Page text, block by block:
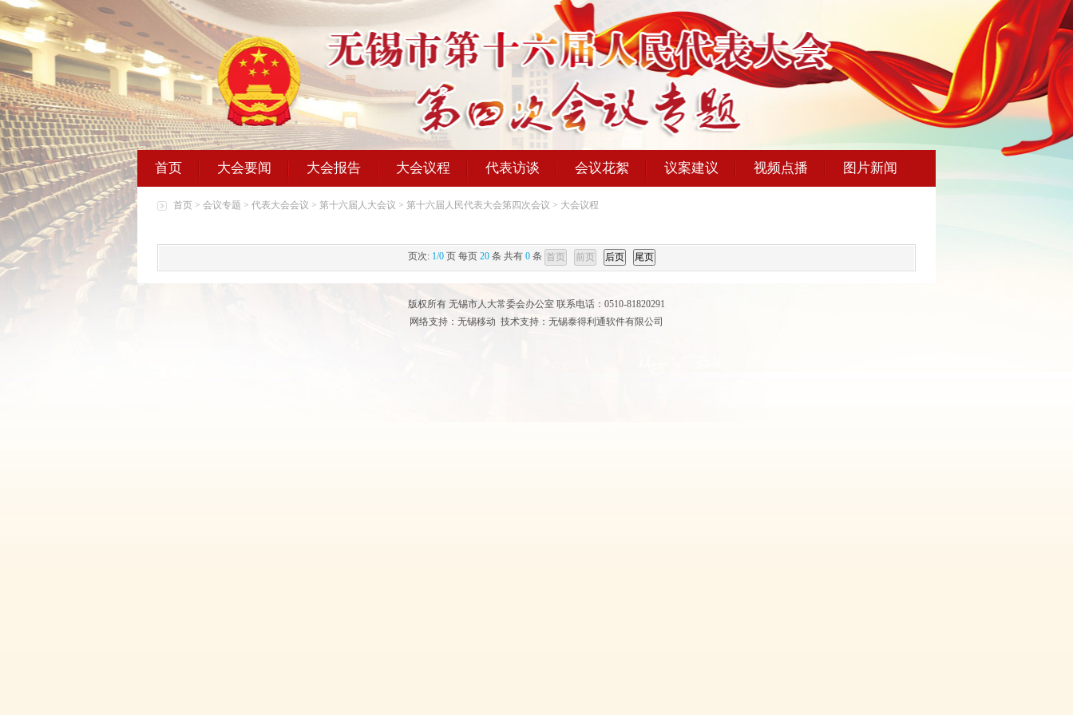
首页 大会要闻 大会报告 大会议程 代表访谈 会议花絮 议案建议 视频点播 图片新闻
首页 > 会议专题 > 代表大会会议 > 第十六届人大会议 > 第十六届人民代表大会第四次会议 > 大会议程
页次: 1/0 页 每页 20 条 共有 0 条
版权所有 无锡市人大常委会办公室 联系电话：0510-81820291
网络支持：无锡移动 技术支持：无锡泰得利通软件有限公司